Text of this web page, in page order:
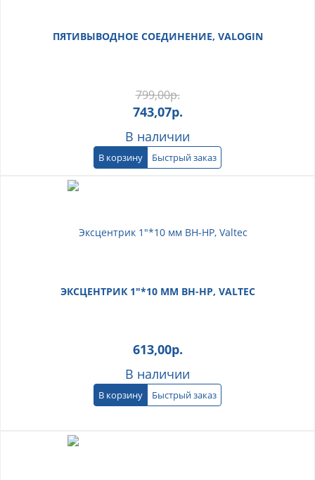
ПЯТИВЫВОДНОЕ СОЕДИНЕНИЕ, VALOGIN
799,00р.
743,07р.
В наличии
В корзину Быстрый заказ
ЭКСЦЕНТРИК 1"*10 ММ ВН-НР, VALTEC
613,00р.
В наличии
В корзину Быстрый заказ